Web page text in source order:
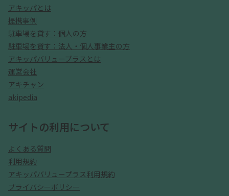
アキッパとは
提携事例
駐車場を貸す：個人の方
駐車場を貸す：法人・個人事業主の方
アキッパバリュープラスとは
運営会社
アキチャン
akipedia
サイトの利用について
よくある質問
利用規約
アキッパバリュープラス利用規約
プライバシーポリシー